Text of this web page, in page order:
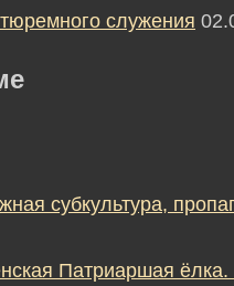
служения
субкультура,
Патриаршая